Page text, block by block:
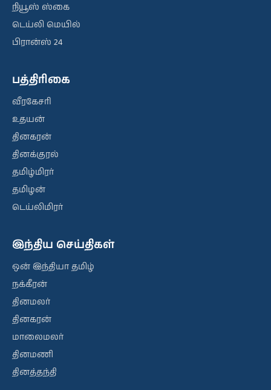
நியூஸ் ஸ்கை
டெய்லி மெயில்
பிரான்ஸ் 24
பத்திரிகை
வீரகேசரி
உதயன்
தினகரன்
தினக்குரல்
தமிழ்மிரர்
தமிழன்
டெய்லிமிரர்
இந்திய செய்திகள்
ஒன் இந்தியா தமிழ்
நக்கீரன்
தினமலர்
தினகரன்
மாலைமலர்
தினமணி
தினத்தந்தி